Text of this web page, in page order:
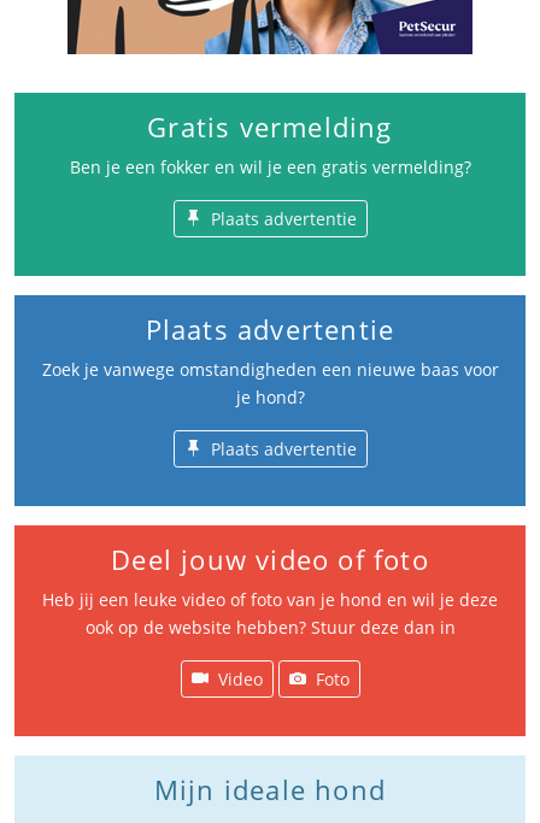
Gratis vermelding
Ben je een fokker en wil je een gratis vermelding?
Plaats advertentie
Plaats advertentie
Zoek je vanwege omstandigheden een nieuwe baas voor
je hond?
Plaats advertentie
Deel jouw video of foto
Heb jij een leuke video of foto van je hond en wil je deze
ook op de website hebben? Stuur deze dan in
Video Foto
Mijn ideale hond